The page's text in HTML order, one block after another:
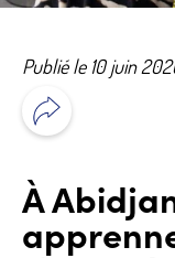
Publié le 10 juin
À